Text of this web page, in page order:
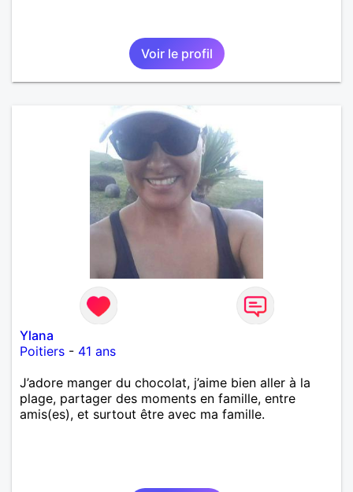
Voir le profil
Ylana
Poitiers - 41 ans
J’adore manger du chocolat, j’aime bien aller à la
plage, partager des moments en famille, entre
amis(es), et surtout être avec ma famille.